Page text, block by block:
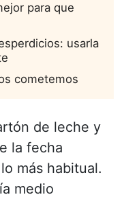
para que
usarla
cometemos
de leche y
la fecha
más habitual.
medio